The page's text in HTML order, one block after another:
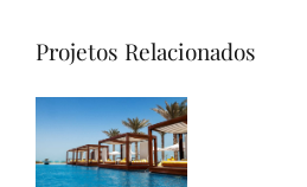
Projetos Relacionados